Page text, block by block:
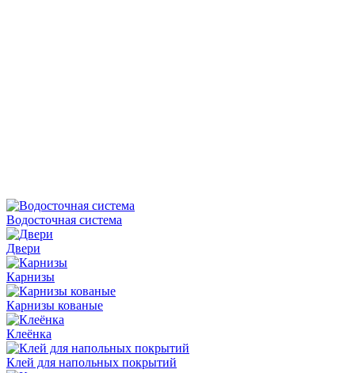
Водосточная система
Двери
Карнизы
Карнизы кованые
Клеёнка
Клей для напольных покрытий